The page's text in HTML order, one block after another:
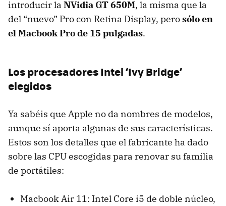
introducir la NVidia GT 650M, la misma que la
del “nuevo” Pro con Retina Display, perosólo en
el Macbook Pro de 15 pulgadas.
Los procesadores Intel ‘Ivy Bridge’
elegidos
Ya sabéis que Apple no da nombres de modelos,
aunque sí aporta algunas de sus características.
Estos son los detalles que el fabricante ha dado
sobre las CPUescogidas para renovar su familia
de portátiles:
Macbook Air 11: Intel Core i5 de doble núcleo,